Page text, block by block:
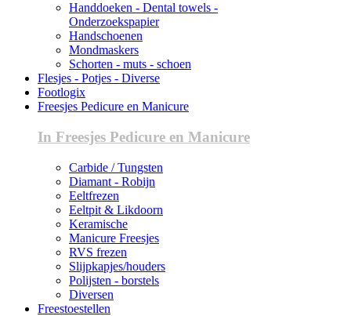
Handdoeken - Dental towels -
Onderzoekspapier
Handschoenen
Mondmaskers
Schorten - muts - schoen
Flesjes - Potjes - Diverse
Footlogix
Freesjes Pedicure en Manicure
In Freesjes Pedicure en Manicure
Carbide / Tungsten
Diamant - Robijn
Eeltfrezen
Eeltpit & Likdoorn
Keramische
Manicure Freesjes
RVS frezen
Slijpkapjes/houders
Polijsten - borstels
Diversen
Freestoestellen